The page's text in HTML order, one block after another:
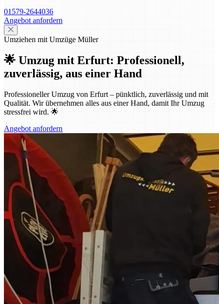
01579-2644036
Angebot anfordern
Umziehen mit Umzüge Müller
🌟 Umzug mit Erfurt: Professionell,
zuverlässig, aus einer Hand
Professioneller Umzug von Erfurt – pünktlich, zuverlässig und mit
Qualität. Wir übernehmen alles aus einer Hand, damit Ihr Umzug
stressfrei wird. 🌟
Angebot anfordern